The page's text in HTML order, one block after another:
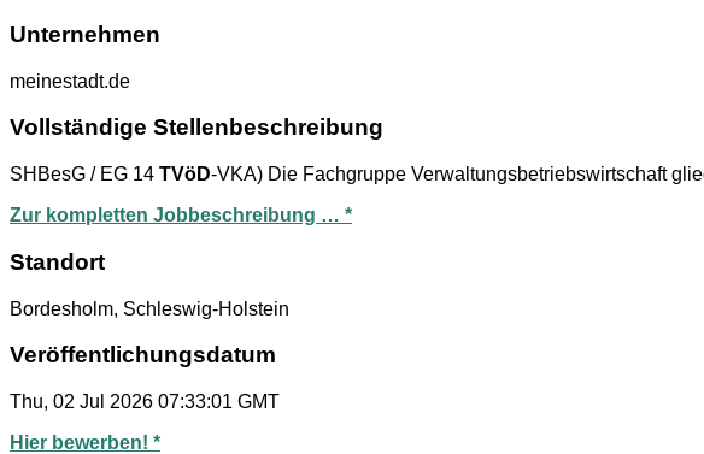
Unternehmen
meinestadt.de
Vollständige Stellenbeschreibung
SHBesG / EG 14 TVöD-VKA) Die Fachgruppe Verwaltungsbetriebswirtschaft
Zur kompletten Jobbeschreibung … *
Standort
Bordesholm, Schleswig-Holstein
Veröffentlichungsdatum
Thu, 02 Jul 2026 07:33:01 GMT
Hier bewerben! *